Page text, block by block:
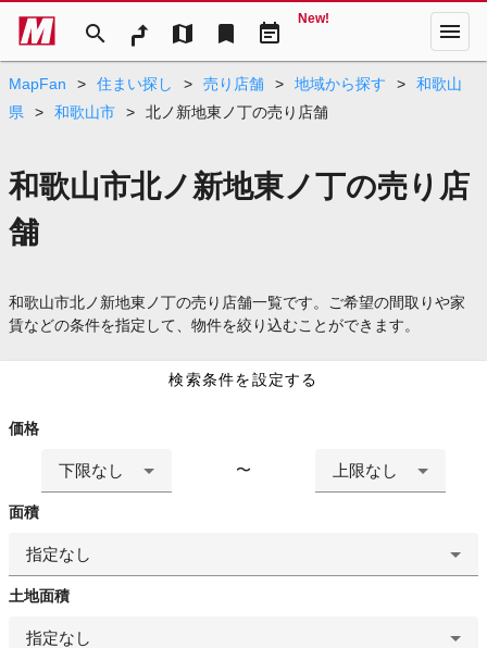
search map bookmark event_note
New! menu
MapFan > 住まい探し > 売り店舗 > 地域から探す >
和歌山
県
> 和歌山市 > 北ノ新地東ノ丁の売り店舗
和歌山市北ノ新地東ノ丁の売り店
舗
和歌山市北ノ新地東ノ丁の売り店舗一覧です。ご希望の間取りや家
賃などの条件を指定して、物件を絞り込むことができます。
検索条件を設定する
価格
下限なし 〜 上限なし
面積
指定なし
土地面積
指定なし